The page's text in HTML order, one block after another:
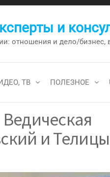
и
отношения и дело/бизнес,
ТВ ПОЛЕЗНОЕ
и